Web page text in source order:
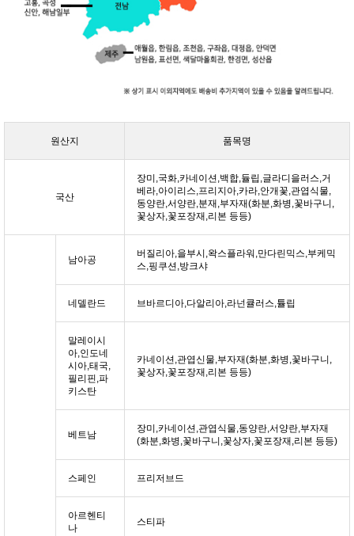
원산지 품목명
국산
장미,국화,카네이션,백합,듈립,글라디을러스,거
베라,아이리스,프리지아,카라,안개꽃,관엽식물,
동양란,서양란,분재,부자재(화분,화병,꽃바구니,
꽃상자,꽃포장재,리본 등등)
남아공
버질리아,을부시,왁스플라워,만다린믹스,부케믹
스,핑쿠션,방크샤
네델란드 브바르디아,다알리아,라넌큘러스,튤립
말레이시
아,인도네
시아,태국,
필리핀,파
키스탄
카네이션,관엽신물,부자재(화분,화병,꽃바구니,
꽃상자,꽃포장재,리본 등등)
베트남
장미,카네이션,관엽식물,동양란,서양란,부자재
(화분,화병,꽃바구니,꽃상자,꽃포장재,리본 등등)
스페인 프리저브드
아르헨티
나
스티파